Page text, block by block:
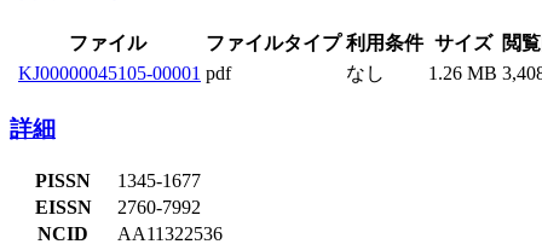
ファイル ファイルタイプ 利用条件 サイズ 閲
KJ00000045105-00001 pdf なし 1.26 MB
詳細
PISSN
1345-1677
EISSN
2760-7992
NCID
AA11322536